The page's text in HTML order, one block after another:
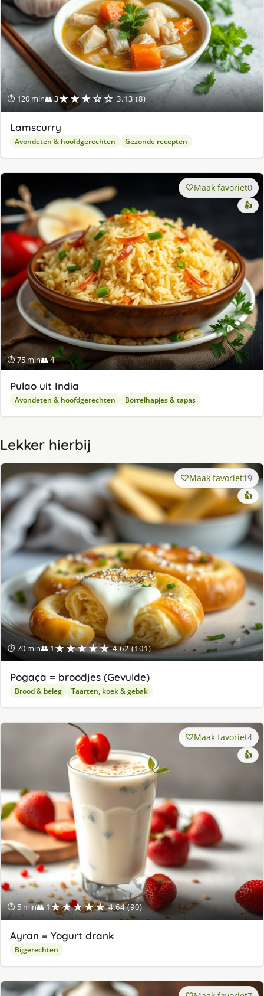
⏱ 120 min👥 3★★★☆☆ 3.13 (8)
Lamscurry
Avondeten & hoofdgerechten Gezonde recepten
⏱ 75 min👥 4
Maak favoriet0
👍
Pulao uit India
Avondeten & hoofdgerechten Borrelhapjes & tapas
Lekker hierbij
⏱ 70 min👥 1★★★★★ 4.62 (101)
Maak favoriet19
👍
Pogaça = broodjes (Gevulde)
Brood & beleg Taarten, koek & gebak
⏱ 5 min👥 1★★★★★ 4.64 (90)
Maak favoriet4
👍
Ayran = Yogurt drank
Bijgerechten